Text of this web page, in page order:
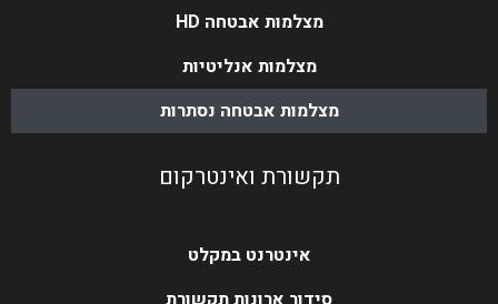
מצלמות אבטחה HD
מצלמות אנליטיות
מצלמות אבטחה נסתרות
תקשורת ואינטרקום
אינטרנט במקלט